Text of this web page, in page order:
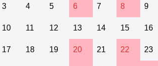
3 4 5 6 7 8 9
10 11 12 13 14 15 16
17 18 19 20 21 22 23